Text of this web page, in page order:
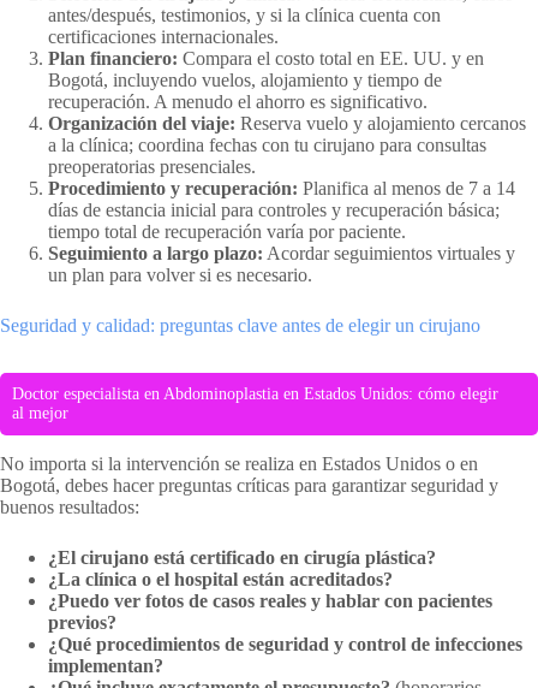
antes/después, testimonios, y si la clínica cuenta con
certificaciones internacionales.
Plan financiero: Compara el costo total en EE. UU. y en
Bogotá, incluyendo vuelos, alojamiento y tiempo de
recuperación. A menudo el ahorro es significativo.
Organización del viaje: Reserva vuelo y alojamiento cercanos
a la clínica; coordina fechas con tu cirujano para consultas
preoperatorias presenciales.
Procedimiento y recuperación: Planifica al menos de 7 a 14
días de estancia inicial para controles y recuperación básica;
tiempo total de recuperación varía por paciente.
Seguimiento a largo plazo: Acordar seguimientos virtuales y
un plan para volver si es necesario.
Seguridad y calidad: preguntas clave antes de elegir un cirujano
Doctor especialista en Abdominoplastia en Estados Unidos: cómo elegir
al mejor
No importa si la intervención se realiza en Estados Unidos o en
Bogotá, debes hacer preguntas críticas para garantizar seguridad y
buenos resultados:
¿El cirujano está certificado en cirugía plástica?
¿La clínica o el hospital están acreditados?
¿Puedo ver fotos de casos reales y hablar con pacientes
previos?
¿Qué procedimientos de seguridad y control de infecciones
implementan?